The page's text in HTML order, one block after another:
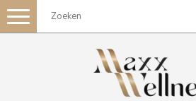
Toggle
navigation